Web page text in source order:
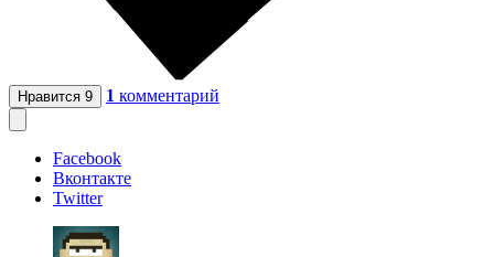
Нравится 9 1 комментарий
Facebook
Вконтакте
Twitter